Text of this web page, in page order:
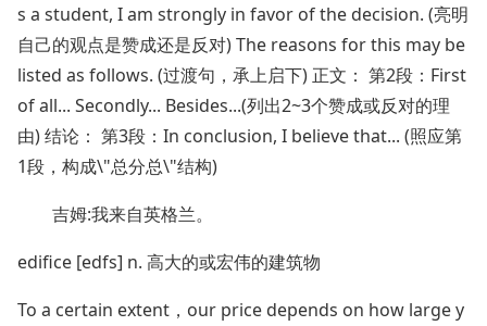
s a student, I am strongly in favor of the decision. (亮明
自己的观点是赞成还是反对) The reasons for this may be
listed as follows. (过渡句，承上启下) 正文： 第2段：First
of all... Secondly... Besides...(列出2~3个赞成或反对的理
由) 结论： 第3段：In conclusion, I believe that... (照应第
1段，构成\"总分总\"结构)
吉姆:我来自英格兰。
edifice [edfs] n. 高大的或宏伟的建筑物
To a certain extent，our price depends on how large y